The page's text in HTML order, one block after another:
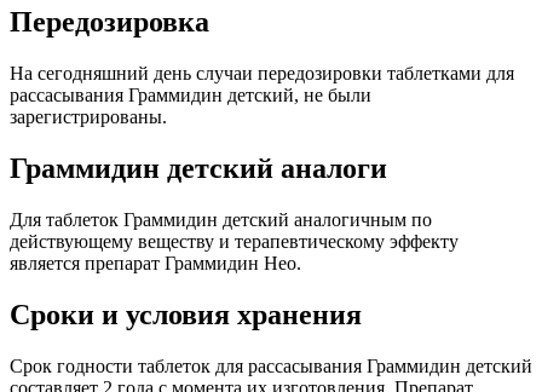
Передозировка
На сегодняшний день случаи передозировки таблетками для
рассасывания Граммидин детский, не были
зарегистрированы.
Граммидин детский аналоги
Для таблеток Граммидин детский аналогичным по
действующему веществу и терапевтическому эффекту
является препарат Граммидин Нео.
Сроки и условия хранения
Срок годности таблеток для рассасывания Граммидин детский
составляет 2 года с момента их изготовления. Препарат